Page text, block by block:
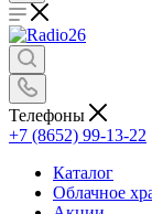
Телефоны
+7 (8652) 99-13-22
Каталог
Облачное